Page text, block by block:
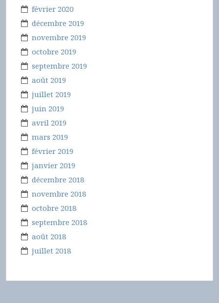
février 2020
décembre 2019
novembre 2019
octobre 2019
septembre 2019
août 2019
juillet 2019
juin 2019
avril 2019
mars 2019
février 2019
janvier 2019
décembre 2018
novembre 2018
octobre 2018
septembre 2018
août 2018
juillet 2018